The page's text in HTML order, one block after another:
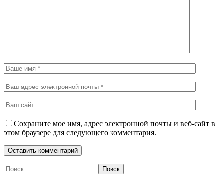
Сохраните мое имя, адрес электронной почты и веб-сайт в
этом браузере для следующего комментария.